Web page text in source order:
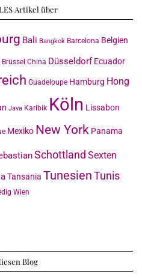
Artikel über
Bali Bangkok Barcelona Belgien
Brüssel China Düsseldorf Ecuador
Guadeloupe Hamburg Hong
Java Karibik Köln Lissabon
Mexiko New York Panama
Schottland Sexten
Tansania TunesienTunis
Wien
Blog